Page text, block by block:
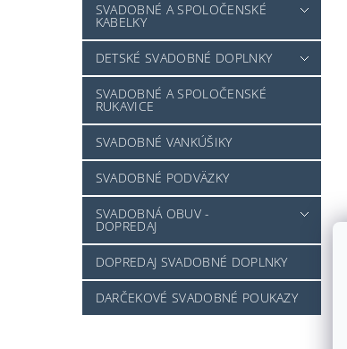
SVADOBNÉ A SPOLOČENSKÉ
KABELKY
DETSKÉ SVADOBNÉ DOPLNKY
SVADOBNÉ A SPOLOČENSKÉ
RUKAVICE
SVADOBNÉ VANKÚŠIKY
SVADOBNÉ PODVÄZKY
SVADOBNÁ OBUV -
DOPREDAJ
DOPREDAJ SVADOBNÉ DOPLNKY
DARČEKOVÉ SVADOBNÉ POUKAZY